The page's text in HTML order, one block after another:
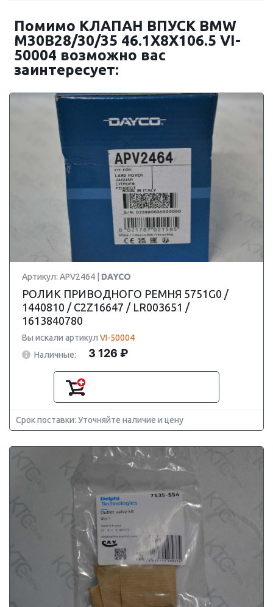
Помимо КЛАПАН ВПУСК BMW
M30B28/30/35 46.1X8X106.5 VI-
50004 возможно вас
заинтересует:
Артикул: APV2464 | DAYCO
РОЛИК ПРИВОДНОГО РЕМНЯ 5751G0 /
1440810 / C2Z16647 / LR003651 /
1613840780
Вы искали артикул VI-50004
Наличные:
3 126 ₽
Срок поставки: Уточняйте наличие и цену